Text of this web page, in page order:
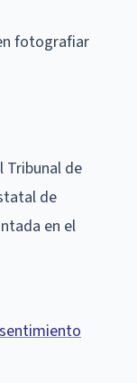
fotografiar
Tribunal de
de
en el